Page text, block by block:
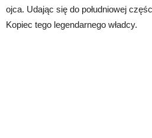
ojca. Udając się do południowej
Kopiec tego legendarnego władcy.